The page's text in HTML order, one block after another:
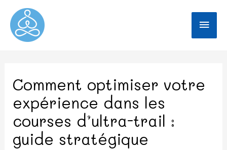
Comment optimiser votre
expérience dans les
courses d’ultra-trail :
guide stratégique